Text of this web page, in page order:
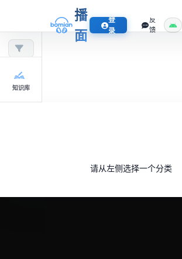
播
面
登
录
反
馈
知识库
请从左侧选择一个分类